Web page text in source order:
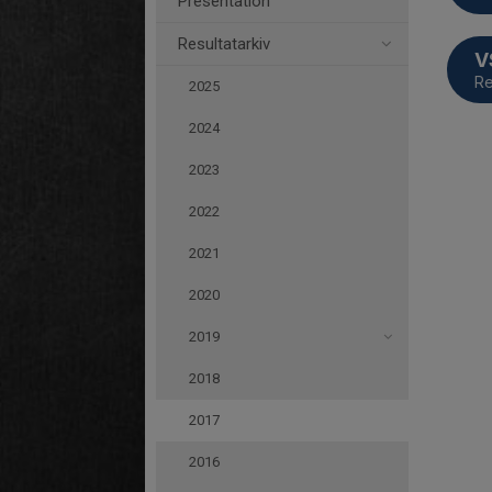
Resultatarkiv
2025
2024
2023
2022
2021
2020
2019
2018
2017
2016